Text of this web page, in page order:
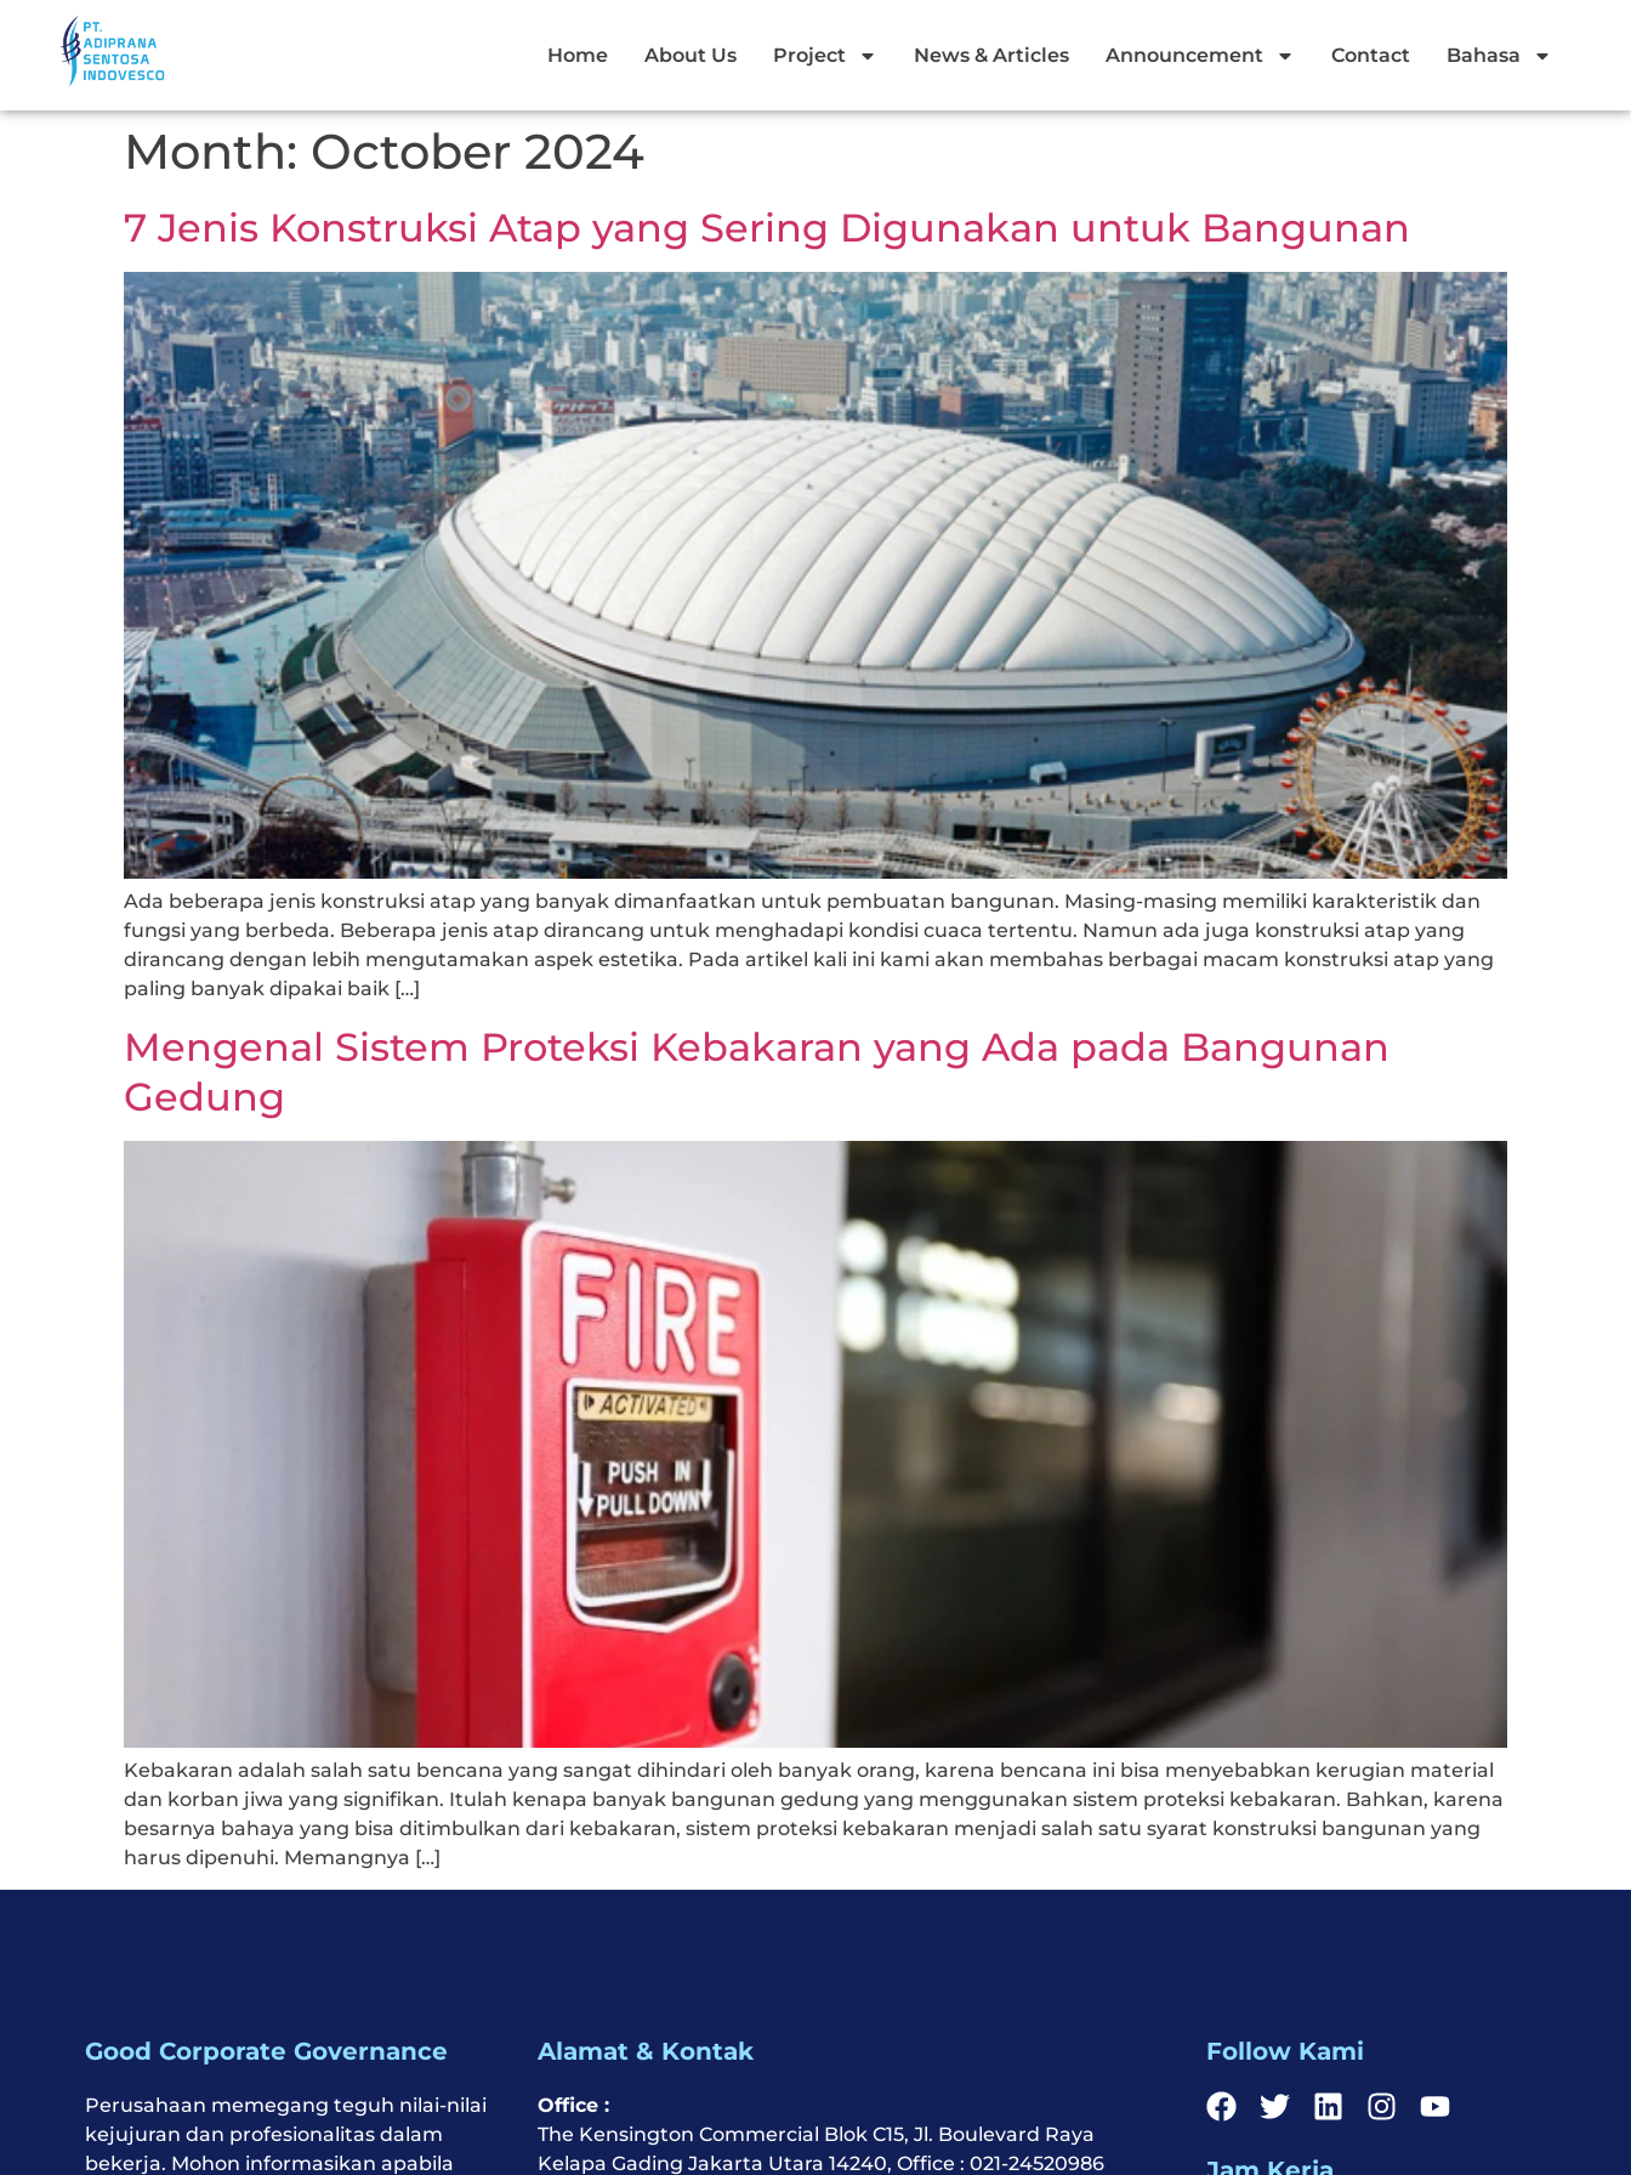
Home About Us Project News & Articles Announcement Contact Bahasa
Month: October 2024
7 Jenis Konstruksi Atap yang Sering Digunakan untuk Bangunan
Ada beberapa jenis konstruksi atap yang banyak dimanfaatkan untuk pembuatan bangunan. Masing-masing memiliki karakteristik dan
fungsi yang berbeda. Beberapa jenis atap dirancang untuk menghadapi kondisi cuaca tertentu. Namun ada juga konstruksi atap yang
dirancang dengan lebih mengutamakan aspek estetika. Pada artikel kali ini kami akan membahas berbagai macam konstruksi atap yang
paling banyak dipakai baik […]
Mengenal Sistem Proteksi Kebakaran yang Ada pada Bangunan
Gedung
Kebakaran adalah salah satu bencana yang sangat dihindari oleh banyak orang, karena bencana ini bisa menyebabkan kerugian material
dan korban jiwa yang signifikan. Itulah kenapa banyak bangunan gedung yang menggunakan sistem proteksi kebakaran. Bahkan, karena
besarnya bahaya yang bisa ditimbulkan dari kebakaran, sistem proteksi kebakaran menjadi salah satu syarat konstruksi bangunan yang
harus dipenuhi. Memangnya […]
Good Corporate Governance
Perusahaan memegang teguh nilai-nilai
kejujuran dan profesionalitas dalam
bekerja. Mohon informasikan apabila
Alamat & Kontak
Office :
The Kensington Commercial Blok C15, Jl. Boulevard Raya
Kelapa Gading Jakarta Utara 14240, Office : 021-24520986
Follow Kami